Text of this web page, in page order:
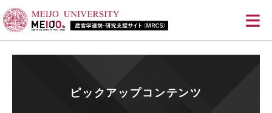
≡
ピックアップコンテンツ